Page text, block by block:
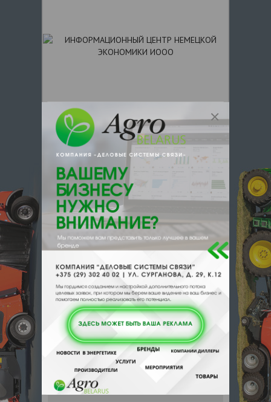
+ 375Показать телефоны
e-mail: a:2:{s:5:"VALUE";a:0:
{}s:11:"DESCRIPTION";a:0:{}}
220116, , , , Минск, пр Правды 11а
Отзывы Еще
Отзывы
Чтобы оставить комментарий или
выставить рейтинг, нужноВойти
или
Зарегистрироваться